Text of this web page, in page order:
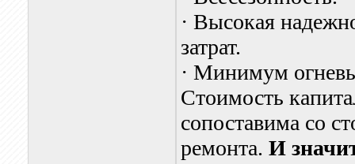
· Высокая
затрат.
· Минимум
Стоимость
сопоставима со
ремонта. И